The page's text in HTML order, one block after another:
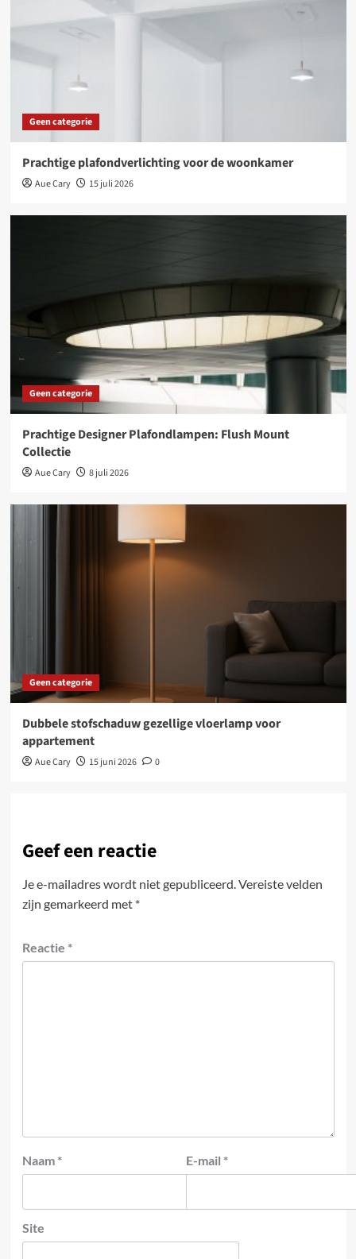
Geen categorie
Prachtige plafondverlichting voor de woonkamer
Aue Cary 15 juli 2026
Geen categorie
Prachtige Designer Plafondlampen: Flush Mount
Collectie
Aue Cary 8 juli 2026
Geen categorie
Dubbele stofschaduw gezellige vloerlamp voor
appartement
Aue Cary 15 juni 2026 0
Geef een reactie
Je e-mailadres wordt niet gepubliceerd.Vereiste velden
zijn gemarkeerd met *
Reactie *
Naam * E-mail *
Site